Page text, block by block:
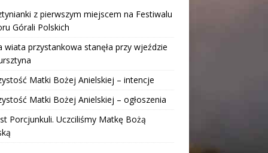
z pierwszym miejscem na Festiwalu
Górali Polskich
wiata przystankowa stanęła przy wjeździe
Matki Bożej Anielskiej – intencje
Matki Bożej Anielskiej – ogłoszenia
Porcjunkuli. Uczciliśmy Matkę Bożą